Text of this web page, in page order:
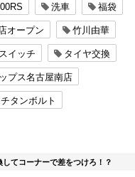
洗車 福袋
オープン 竹川由華
スイッチ タイヤ交換
プス名古屋南店
チタンボルト
てコーナーで差をつけろ！？